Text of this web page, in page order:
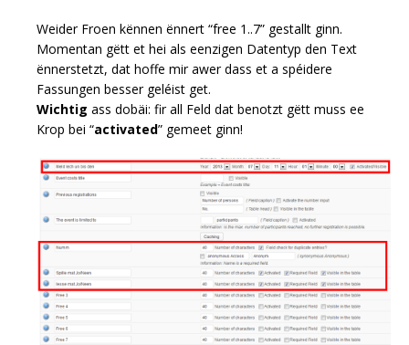
Weider Froen kënnen ënnert “free 1..7” gestallt ginn.
Momentan gëtt et hei als eenzigen Datentyp den Text
ënnerstetzt, dat hoffe mir awer dass et a spéidere
Fassungen besser geléist get.
Wichtig ass dobäi: fir all Feld dat benotzt gëtt muss ee
Krop bei “activated” gemeet ginn!